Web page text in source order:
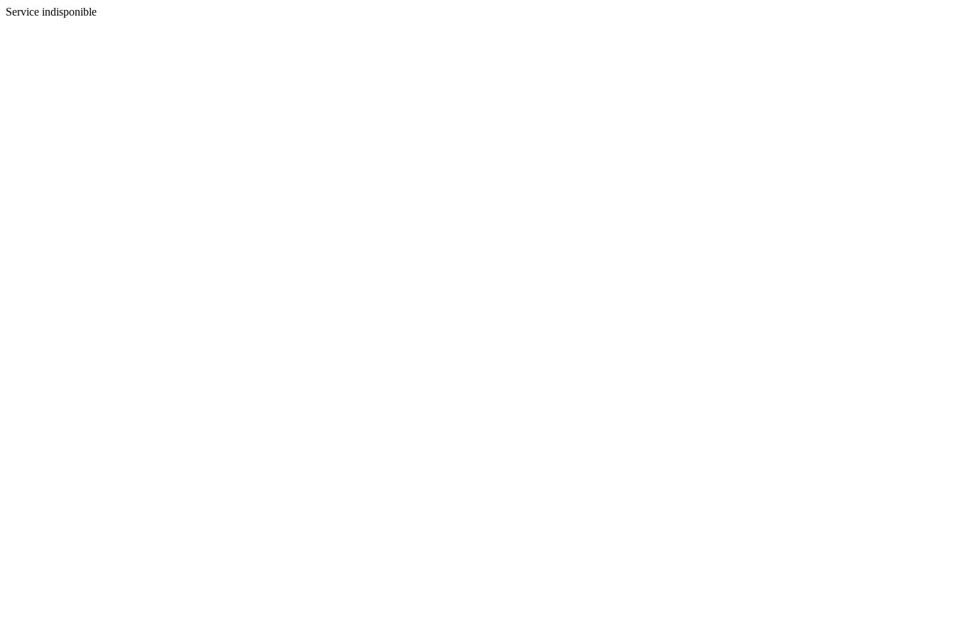
Service indisponible